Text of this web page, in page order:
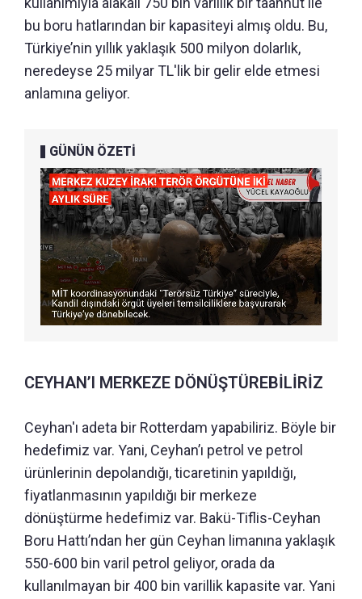
bu boru hatlarından bir kapasiteyi almış oldu. Bu,
Türkiye’nin yıllık yaklaşık 500 milyon dolarlık,
neredeyse 25 milyar TL'lik bir gelir elde etmesi
anlamına geliyor.
GÜNÜN ÖZETİ
CEYHAN’I MERKEZE DÖNÜŞTÜREBİLİRİZ
Ceyhan'ı adeta bir Rotterdam yapabiliriz. Böyle bir
hedefimiz var. Yani, Ceyhan’ı petrol ve petrol
ürünlerinin depolandığı, ticaretinin yapıldığı,
fiyatlanmasının yapıldığı bir merkeze
dönüştürme hedefimiz var. Bakü-Tiflis-Ceyhan
Boru Hattı’ndan her gün Ceyhan limanına yaklaşık
550-600 bin varil petrol geliyor, orada da
kullanılmayan bir 400 bin varillik kapasite var. Yani